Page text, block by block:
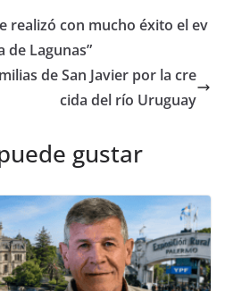
p
tir
realizó con mucho éxito el ev
de Lagunas”
de San Javier por la cre
cida del río Uruguay
gustar